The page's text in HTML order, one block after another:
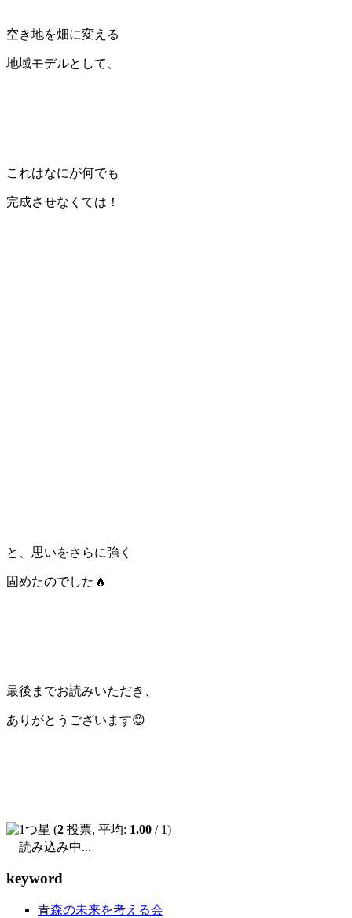
空き地を畑に変える
地域モデルとして、
これはなにが何でも
完成させなくては！
と、思いをさらに強く
固めたのでした🔥
最後までお読みいただき、
ありがとうございます😊
(2 投票, 平均: 1.00 / 1)
読み込み中...
keyword
青森の未来を考える会